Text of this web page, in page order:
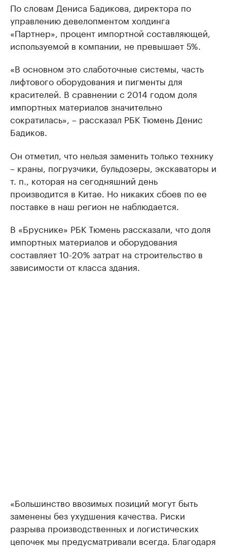
По словам Дениса Бадикова, директора по
управлению девелопментом холдинга
«Партнер», процент импортной составляющей,
используемой в компании, не превышает 5%.
«В основном это слаботочные системы, часть
лифтового оборудования и пигменты для
красителей. В сравнении с 2014 годом доля
импортных материалов значительно
сократилась», – рассказал РБК Тюмень Денис
Бадиков.
Он отметил, что нельзя заменить только технику
– краны, погрузчики, бульдозеры, экскаваторы и
т. п., которая на сегодняшний день
производится в Китае. Но никаких сбоев по ее
поставке в наш регион не наблюдается.
В «Бруснике» РБК Тюмень рассказали, что доля
импортных материалов и оборудования
составляет 10-20% затрат на строительство в
зависимости от класса здания.
«Большинство ввозимых позиций могут быть
заменены без ухудшения качества. Риски
разрыва производственных и логистических
цепочек мы предусматривали всегда. Благодаря